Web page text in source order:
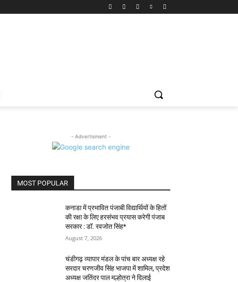
- Advertisment -
MOST POPULAR
कनाडा में प्रभावित पंजाबी विद्यार्थियों के हितों
की रक्षा के लिए हरसंभव प्रयास करेगी पंजाब
सरकार : डॉ. रवजोत सिंह*
August 7, 2026
चंडीगढ़ व्यापार मंडल के पांच बार अध्यक्ष रहे
सरदार चरणजीव सिंह भाजपा में शामिल, प्रदेश
अध्यक्ष जतिंदर पाल मल्होत्रा ने दिलाई